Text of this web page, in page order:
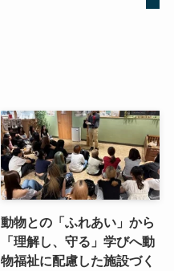
動物との「ふれあい」から
「理解し、守る」学びへ動
物福祉に配慮した施設づく